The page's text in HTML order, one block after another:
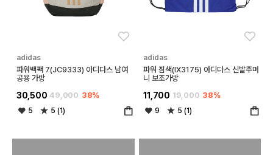
adidas
파워백팩 7(JC9333) 아디다스 남여
공용 가방
30,500 49,000 38%
5 5 (1)
adidas
파워 짐색(IX3175) 아디다스 신발주머
니 보조가방
11,700 19,000 38%
9 5 (1)